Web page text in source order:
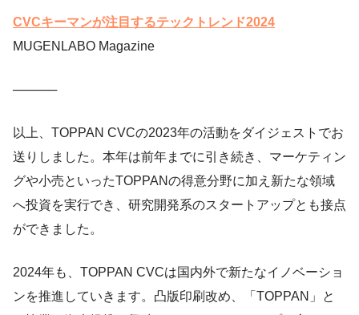
CVCキーマンが注目するテックトレンド2024
MUGENLABO Magazine
─────
以上、TOPPAN CVCの2023年の活動をダイジェストでお
送りしました。本年は前年までに引き続き、マーケティン
グや小売といったTOPPANの得意分野に加え新たな領域
へ投資を実行でき、研究開発系のスタートアップとも接点
ができました。
2024年も、TOPPAN CVCは国内外で新たなイノベーショ
ンを推進していきます。凸版印刷改め、「TOPPAN」と